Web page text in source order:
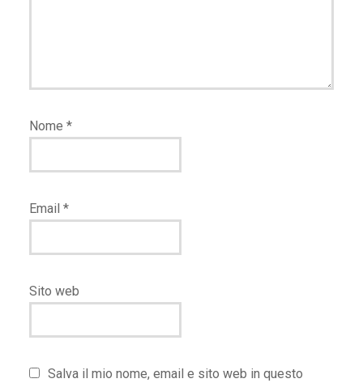
Nome *
Email *
Sito web
Salva il mio nome, email e sito web in questo